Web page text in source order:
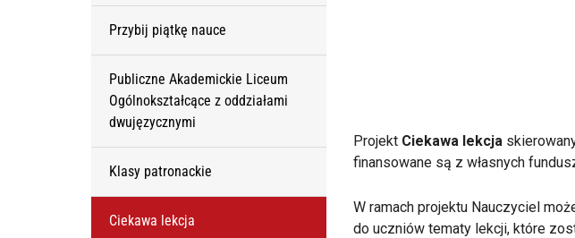
Przybij piątkę nauce
Publiczne Akademickie Liceum
Ogólnokształcące z oddziałami
dwujęzycznymi
Klasy patronackie
Ciekawa lekcja
Projekt Ciekawa lekcja
finansowane są z własnych
W ramach projektu Nauczyciel
do uczniów tematy lekcji, które